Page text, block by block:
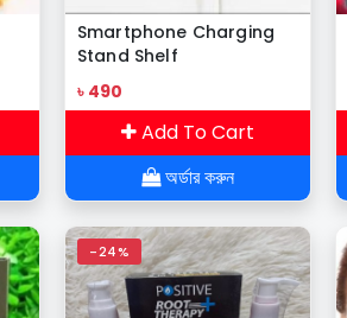
Smartphone Charging
Stand Shelf
৳ 490
Add To Cart
অর্ডার করুন
-24%